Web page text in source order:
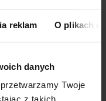
reklam O plikach
danych
przetwarzamy Twoje